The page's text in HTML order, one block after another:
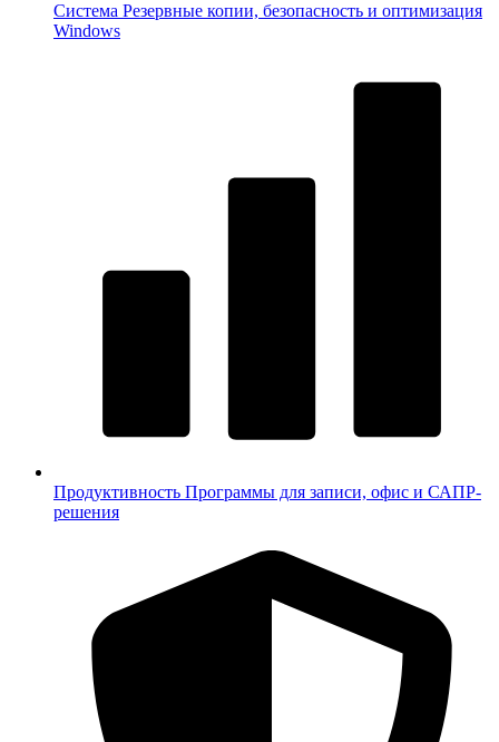
Система Резервные копии, безопасность и оптимизация
Windows
Продуктивность Программы для записи, офис и САПР-
решения